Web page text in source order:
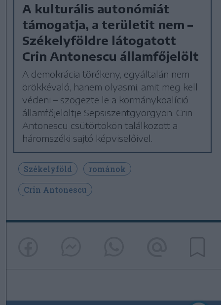
A kulturális autonómiát
támogatja, a területit nem –
Székelyföldre látogatott
Crin Antonescu államfőjelölt
A demokrácia törékeny, egyáltalán nem
örökkévaló, hanem olyasmi, amit meg kell
védeni – szögezte le a kormánykoalíció
államfőjelöltje Sepsiszentgyörgyön. Crin
Antonescu csütörtökön találkozott a
háromszéki sajtó képviselőivel.
Székelyföld
románok
Crin Antonescu